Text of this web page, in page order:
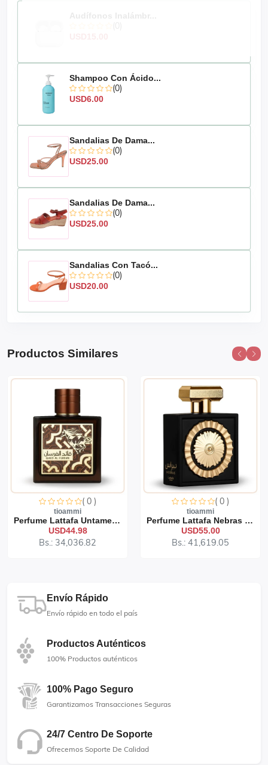
Shampoo Con Ácido...
(0)
USD6.00
Sandalias De Dama...
(0)
USD25.00
Sandalias De Dama...
(0)
USD25.00
Sandalias Con Tacó...
(0)
USD20.00
Productos Similares
( 0 )
tioammi
Perfume Lattafa Untamed 1...
USD44.98
Bs.: 34,036.82
( 0 )
tioammi
Perfume Lattafa Nebras 10...
USD55.00
Bs.: 41,619.05
Envío Rápido
Envío rápido en todo el país
Productos Auténticos
100% Productos auténticos
100% Pago Seguro
Garantizamos Transacciones Seguras
24/7 Centro De Soporte
Ofrecemos Soporte De Calidad